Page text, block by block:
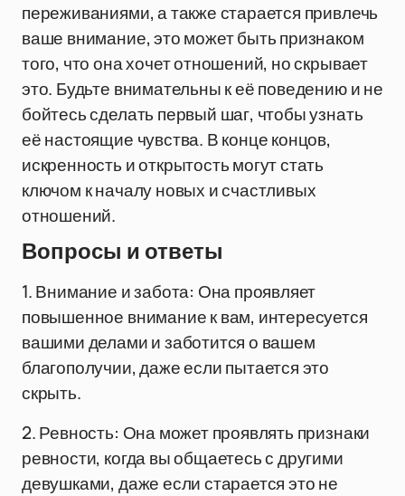
переживаниями, а также старается привлечь
ваше внимание, это может быть признаком
того, что она хочет отношений, но скрывает
это. Будьте внимательны к её поведению и не
бойтесь сделать первый шаг, чтобы узнать
её настоящие чувства. В конце концов,
искренность и открытость могут стать
ключом к началу новых и счастливых
отношений.
Вопросы и ответы
1. Внимание и забота: Она проявляет
повышенное внимание к вам, интересуется
вашими делами и заботится о вашем
благополучии, даже если пытается это
скрыть.
2. Ревность: Она может проявлять признаки
ревности, когда вы общаетесь с другими
девушками, даже если старается это не